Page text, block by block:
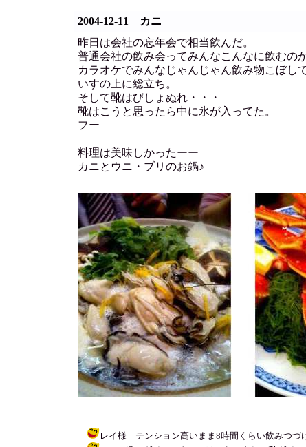
2004-12-11 カニ
昨日は会社の忘年会で相当飲んだ。
普通会社の飲み会ってみんなこんなに飲むのか
カラオケでみんなじゃんじゃん飲み物こぼし
いすの上に総立ち。
そして靴はびしょぬれ・・・
靴はこうと思ったら中に氷が入ってた。
フー
料理は美味しかったーー
カニとウニ・ブリのお鍋♪
レイ様 テンション高いまま8時間くらい飲みつづ